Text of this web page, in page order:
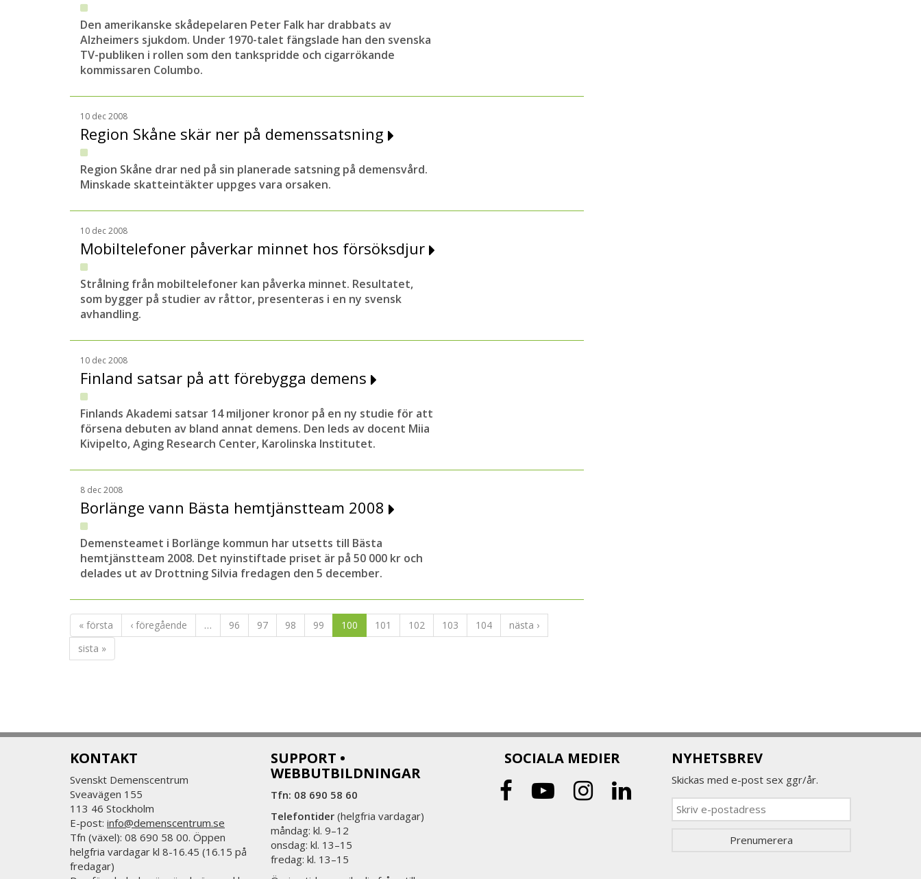
Den amerikanske skådepelaren Peter Falk har drabbats av
Alzheimers sjukdom. Under 1970-talet fängslade han den svenska
TV-publiken i rollen som den tankspridde och cigarrökande
kommissaren Columbo.
10 dec 2008
Region Skåne skär ner på demenssatsning
Region Skåne drar ned på sin planerade satsning på demensvård.
Minskade skatteintäkter uppges vara orsaken.
10 dec 2008
Mobiltelefoner påverkar minnet hos försöksdjur
Strålning från mobiltelefoner kan påverka minnet. Resultatet,
som bygger på studier av råttor, presenteras i en ny svensk
avhandling.
10 dec 2008
Finland satsar på att förebygga demens
Finlands Akademi satsar 14 miljoner kronor på en ny studie för att
försena debuten av bland annat demens. Den leds av docent Miia
Kivipelto, Aging Research Center, Karolinska Institutet.
8 dec 2008
Borlänge vann Bästa hemtjänstteam 2008
Demensteamet i Borlänge kommun har utsetts till Bästa
hemtjänstteam 2008. Det nyinstiftade priset är på 50 000 kr och
delades ut av Drottning Silvia fredagen den 5 december.
« första ‹ föregående … 96 97 98 99 100 101 102 103 104
nästa ›
sista »
KONTAKT
Svenskt Demenscentrum
Sveavägen 155
113 46 Stockholm
E-post: info@demenscentrum.se
Tfn (växel): 08 690 58 00. Öppen
helgfria vardagar kl 8-16.45 (16.15 på
fredagar)
SUPPORT •
WEBBUTBILDNINGAR
Tfn: 08 690 58 60
Telefontider(helgfria vardagar)
måndag: kl. 9–12
onsdag: kl. 13–15
fredag: kl. 13–15
SOCIALA MEDIER NYHETSBREV
Skickas med e-post sex ggr/år.